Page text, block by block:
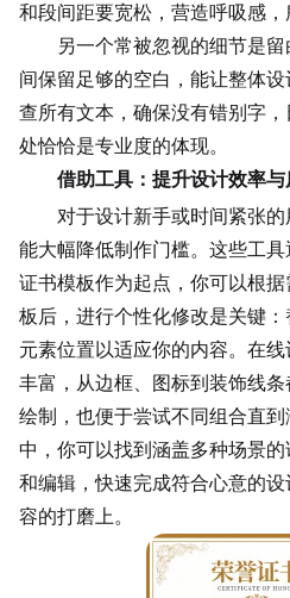
和段间距要宽松，营造呼吸感，
另一个常被忽视的细节是
间保留足够的空白，能让整体
查所有文本，确保没有错别字
处恰恰是专业度的体现。
借助工具：提升设计效率与
对于设计新手或时间紧张
能大幅降低制作门槛。这些工
证书模板作为起点，你可以根
板后，进行个性化修改是关键
元素位置以适应你的内容。在
丰富，从边框、
图标到装饰线
绘制，也便于尝试不同组合直
中，你可以找到涵盖多种场景
和编辑，快速完成符合心意的
容的打磨上。